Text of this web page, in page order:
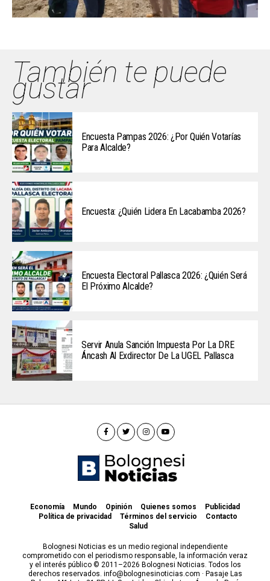
También te puede
gustar
Encuesta Pampas 2026: ¿Por Quién Votarías
Para Alcalde?
Encuesta: ¿Quién Lidera En Lacabamba 2026?
Encuesta Electoral Pallasca 2026: ¿Quién Será
El Próximo Alcalde?
Servir Anula Sanción Impuesta Por La DRE
Áncash Al Exdirector De La UGEL Pallasca
Economía Mundo Opinión Quienes somos
Publicidad
Política de privacidad
Términos del servicio
Contacto
Salud
Bolognesi Noticias es un medio regional independiente
comprometido con el periodismo responsable, la información veraz
y el interés público © 2011–2026 Bolognesi Noticias. Todos los
derechos reservados. info@bolognesinoticias.com · Pasaje Las